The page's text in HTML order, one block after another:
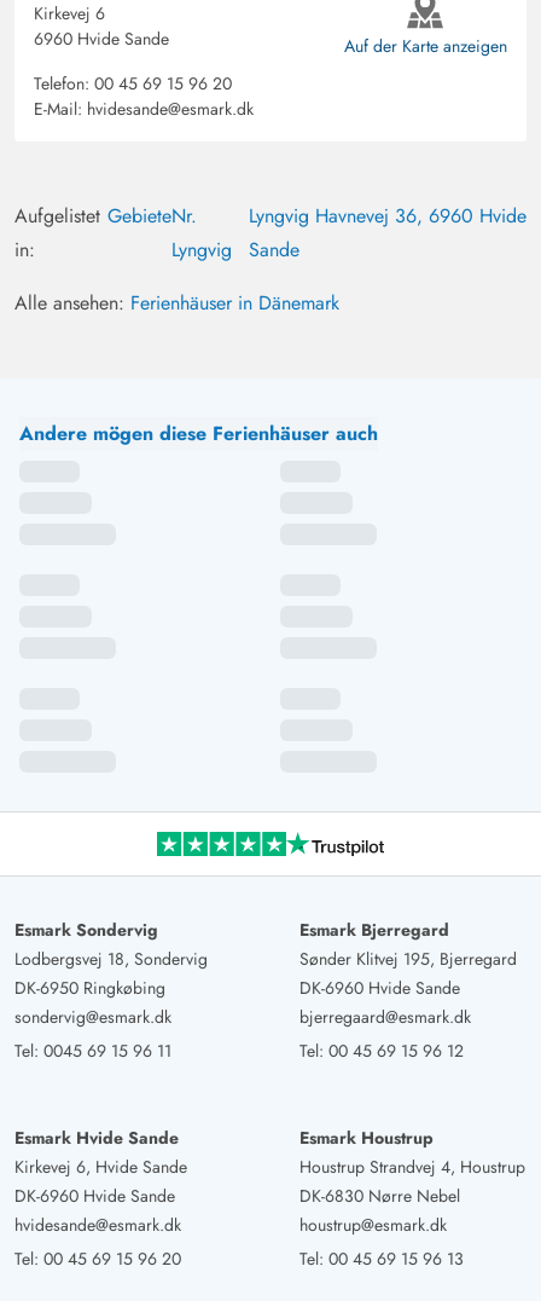
Kirkevej 6
6960 Hvide Sande
Telefon: 00 45 69 15 96 20
E-Mail: hvidesande@esmark.dk
Auf der Karte anzeigen
Aufgelistet
in:
GebieteNr.
Lyngvig
Lyngvig Havnevej 36, 6960 Hvide
Sande
Alle ansehen: Ferienhäuser in Dänemark
Andere mögen diese Ferienhäuser auch
Esmark Sondervig
Lodbergsvej 18, Sondervig
DK-6950 Ringkøbing
sondervig@esmark.dk
Tel: 0045 69 15 96 11
Esmark Bjerregard
Sønder Klitvej 195, Bjerregard
DK-6960 Hvide Sande
bjerregaard@esmark.dk
Tel: 00 45 69 15 96 12
Esmark Hvide Sande
Kirkevej 6, Hvide Sande
DK-6960 Hvide Sande
hvidesande@esmark.dk
Tel: 00 45 69 15 96 20
Esmark Houstrup
Houstrup Strandvej 4, Houstrup
DK-6830 Nørre Nebel
houstrup@esmark.dk
Tel: 00 45 69 15 96 13